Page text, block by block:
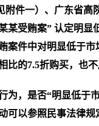
附件一）、广东省高
某受贿案” 认定明显
案件中对明显低于
比的7.5折购买，也
为，是否“明显低于
可以参照民事法律